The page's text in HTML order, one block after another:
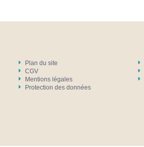
Plan du site
CGV
Mentions légales
Protection des données